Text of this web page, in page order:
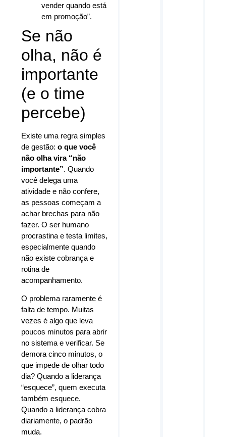
vender quando está
em promoção”.
Se não
olha, não é
importante
(e o time
percebe)
Existe uma regra simples
de gestão:o que você
não olha vira “não
importante”. Quando
você delega uma
atividade e não confere,
as pessoas começam a
achar brechas para não
fazer. O ser humano
procrastina e testa limites,
especialmente quando
não existe cobrança e
rotina de
acompanhamento.
O problema raramente é
falta de tempo. Muitas
vezes é algo que leva
poucos minutos para abrir
no sistema e verificar. Se
demora cinco minutos, o
que impede de olhar todo
dia? Quando a liderança
“esquece”, quem executa
também esquece.
Quando a liderança cobra
diariamente, o padrão
muda.